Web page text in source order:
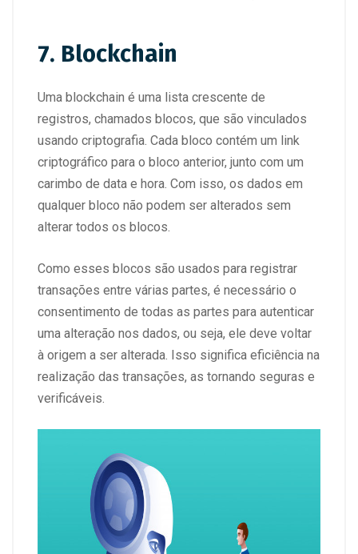
7. Blockchain
Uma blockchain é uma lista crescente de
registros, chamados blocos, que são vinculados
usando criptografia. Cada bloco contém um link
criptográfico para o bloco anterior, junto com um
carimbo de data e hora. Com isso, os dados em
qualquer bloco não podem ser alterados sem
alterar todos os blocos.
Como esses blocos são usados para registrar
transações entre várias partes, é necessário o
consentimento de todas as partes para autenticar
uma alteração nos dados, ou seja, ele deve voltar
à origem a ser alterada. Isso significa eficiência na
realização das transações, as tornando seguras e
verificáveis.